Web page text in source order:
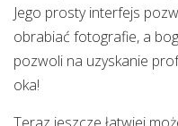
Jego prosty interfejs
obrabiać fotografie, a
pozwoli na uzyskanie
oka!